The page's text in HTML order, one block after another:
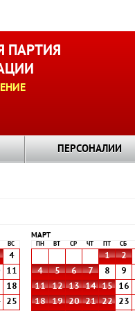
ПАРТИЯ
ПЕРСОНАЛИИ
ВС
4
11
18
25
МАРТ
ПН ВТ СР ЧТ СБ
1 2
4
5 6 7 8 9
11
12 13 14 15 16
18
19 20 21 22 23